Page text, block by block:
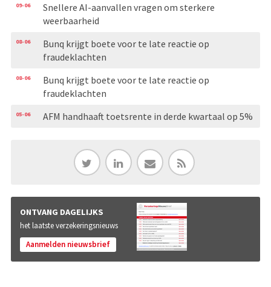
09-06
Snellere AI-aanvallen vragen om sterkere
weerbaarheid
08-06
Bunq krijgt boete voor te late reactie op
fraudeklachten
08-06
Bunq krijgt boete voor te late reactie op
fraudeklachten
05-06 AFM handhaaft toetsrente in derde kwartaal op 5%
ONTVANG DAGELIJKS
het laatste verzekeringsnieuws
Aanmelden nieuwsbrief